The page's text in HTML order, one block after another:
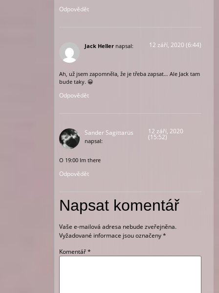
Odpovědět
Jack Heller napsal: 12 září, 2020 (6:44)
Ah, už jsem zapomněla, že je třeba zapsat… Ale Jack tam
bude taky. 😀
Odpovědět
Sander Sagittarüs
napsal:
12 září, 2020
(15:52)
O 19:00 Im there
Odpovědět
Napsat komentář
Vaše e-mailová adresa nebude zveřejněna.
Vyžadované informace jsou označeny*
Komentář*